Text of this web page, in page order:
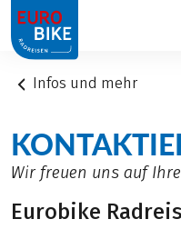
1
Infos und mehr
Wir freuen uns auf
Eurobike